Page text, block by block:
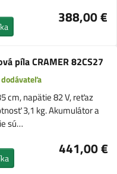
388,00 €
píla CRAMER 82CS27
cm, napätie 82 V, reťaz
3,1 kg. Akumulátor a
sú…
441,00 €